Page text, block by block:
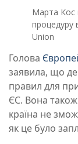
Марта Кос
процедуру
Union
Голова
заявила, що
правил для
ЄС. Вона
країна не
як це було